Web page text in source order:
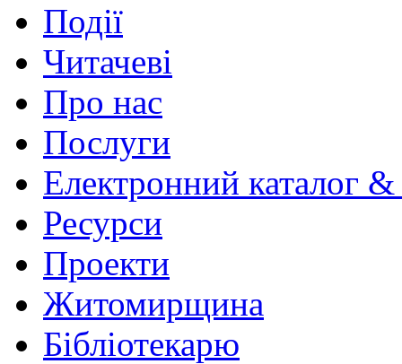
Події
Читачеві
Про нас
Послуги
Електронний каталог
Ресурси
Проекти
Житомирщина
Бібліотекарю